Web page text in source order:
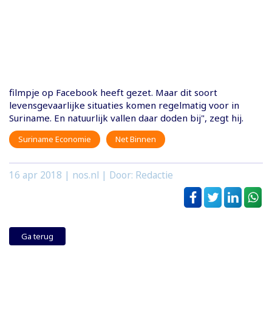
filmpje op Facebook heeft gezet. Maar dit soort
levensgevaarlijke situaties komen regelmatig voor in
Suriname. En natuurlijk vallen daar doden bij", zegt hij.
Suriname Economie Net Binnen
16 apr 2018 | nos.nl | Door: Redactie
Ga terug